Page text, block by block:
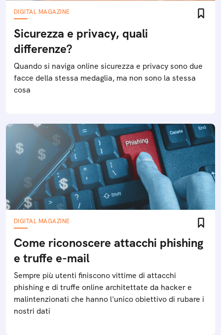
DIGITAL MAGAZINE
Sicurezza e privacy, quali
differenze?
Quando si naviga online sicurezza e privacy sono due
facce della stessa medaglia, ma non sono la stessa
cosa
DIGITAL MAGAZINE
Come riconoscere attacchi phishing
e truffe e-mail
Sempre più utenti finiscono vittime di attacchi
phishing e di truffe online architettate da hacker e
malintenzionati che hanno l'unico obiettivo di rubare i
nostri dati